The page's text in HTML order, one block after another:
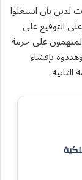
لدين بأن استغلوا
التوقيع على
المتهمون على حرمة
بإفشاء